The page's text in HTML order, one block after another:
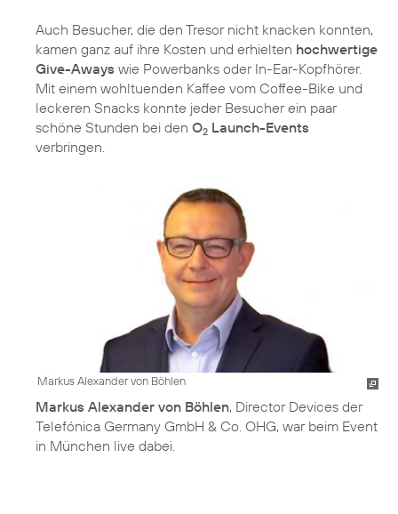
Auch Besucher, die den Tresor nicht knacken konnten,
kamen ganz auf ihre Kosten und erhielten hochwertige
Give-Aways wie Powerbanks oder In-Ear-Kopfhörer.
Mit einem wohltuenden Kaffee vom Coffee-Bike und
leckeren Snacks konnte jeder Besucher ein paar
schöne Stunden bei den O2 Launch-Events
verbringen.
Markus Alexander von Böhlen
Markus Alexander von Böhlen, Director Devices der
Telefónica Germany GmbH & Co. OHG, war beim Event
in München live dabei.